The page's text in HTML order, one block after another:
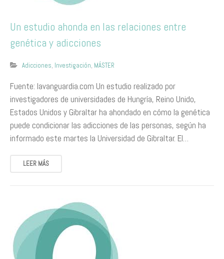
Un estudio ahonda en las relaciones entre
genética y adicciones
Adicciones, Investigación, MÁSTER
Fuente: lavanguardia.com Un estudio realizado por
investigadores de universidades de Hungría, Reino Unido,
Estados Unidos y Gibraltar ha ahondado en cómo la genética
puede condicionar las adicciones de las personas, según ha
informado este martes la Universidad de Gibraltar. El…
LEER MÁS